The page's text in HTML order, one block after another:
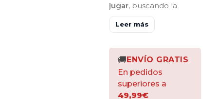
jugar, buscando la
flexibilidad y tamaño de
las pelotas de tenis, pero
rellenarcon
comida/premios al igual
que el CONIC.
Además de los cuidados
Leer más
🚚 ENVÍO GRATIS
En pedidos
superiores a
49,99€